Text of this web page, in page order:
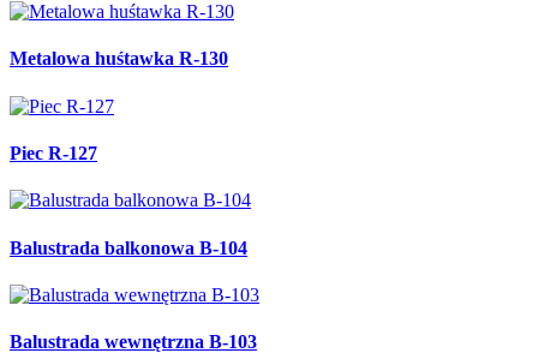
Metalowa huśtawka R-130
Piec R-127
Balustrada balkonowa B-104
Balustrada wewnętrzna B-103